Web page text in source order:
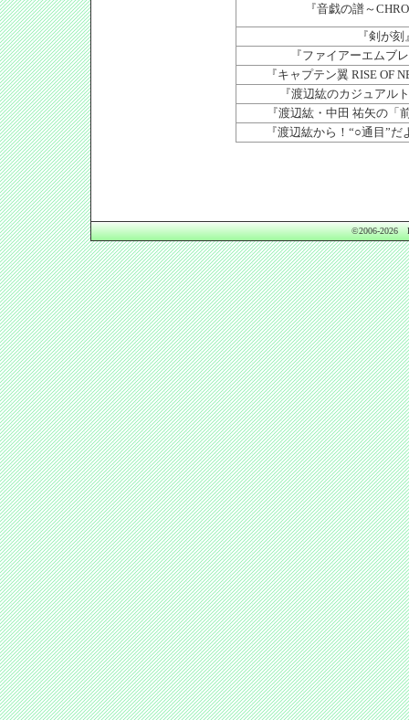
『音戯の譜～
『剣が刻
『ファイアーエムブ
『キャプテン翼 RISE OF
『渡辺紘のカジュアル
『渡辺紘・中田 祐矢の「
『渡辺紘から！“○通目”
©2006-2026